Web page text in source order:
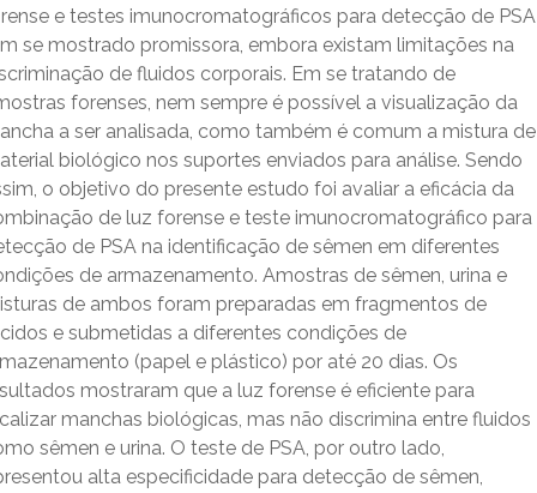
e testes imunocromatográficos para detecção de PSA
se mostrado promissora, embora existam limitações na
de fluidos corporais. Em se tratando de
forenses, nem sempre é possível a visualização da
a ser analisada, como também é comum a mistura de
biológico nos suportes enviados para análise. Sendo
o objetivo do presente estudo foi avaliar a eficácia da
de luz forense e teste imunocromatográfico para
de PSA na identificação de sêmen em diferentes
de armazenamento. Amostras de sêmen, urina e
de ambos foram preparadas em fragmentos de
e submetidas a diferentes condições de
(papel e plástico) por até 20 dias. Os
mostraram que a luz forense é eficiente para
manchas biológicas, mas não discrimina entre fluidos
sêmen e urina. O teste de PSA, por outro lado,
alta especificidade para detecção de sêmen,